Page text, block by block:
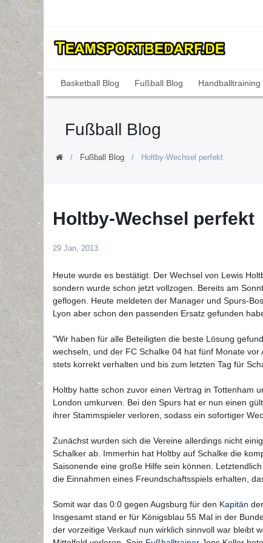
Basketball Blog Fußball Blog Handballtraining
Fußball Blog
Fußball Blog Holtby-Wechsel perfekt
Holtby-Wechsel perfekt
29 Jan, 2013
Heute wurde es bestätigt. Der Wechsel von Lewis
sondern wurde schon jetzt vollzogen. Bereits am
geflogen. Heute meldeten der Manager und Spurs-
Lyon aber schon den passenden Ersatz gefunden
"Wir haben für alle Beteiligten die beste Lösung
wechseln, und der FC Schalke 04 hat fünf Monate
stets korrekt verhalten und bis zum letzten Tag für
Holtby hatte schon zuvor einen Vertrag in Tottenham
London umkurven. Bei den Spurs hat er nun einen
ihrer Stammspieler verloren, sodass ein sofortiger
Zunächst wurden sich die Vereine allerdings nicht
Schalker ab. Immerhin hat Holtby auf Schalke die
Saisonende eine große Hilfe sein können.
die Einnahmen eines Freundschaftsspiels erhalten,
Somit war das 0:0 gegen Augsburg für den Kapitän
Insgesamt stand er für Königsblau 55 Mal in der
der vorzeitige Verkauf nun wirklich sinnvoll war bleibt